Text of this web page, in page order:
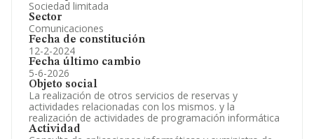
Sociedad limitada
Sector
Comunicaciones
Fecha de constitución
12-2-2024
Fecha último cambio
5-6-2026
Objeto social
La realización de otros servicios de reservas y
actividades relacionadas con los mismos. y la
realización de actividades de programación informática
Actividad